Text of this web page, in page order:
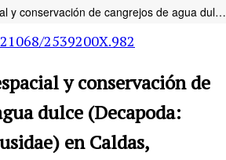
Distribución espacial y conservación de cangrejos de agua dulce (Decapoda: Pseudothelphusidae) en Caldas, Colombia